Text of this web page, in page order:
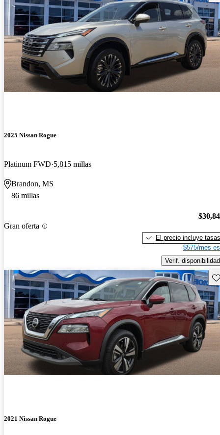
2025 Nissan Rogue
Platinum FWD 5,815 millas
Brandon, MS
86 millas
Gran oferta
El precio incluye tasas
$575/mes
Verif. disponibilidad
2021 Nissan Rogue